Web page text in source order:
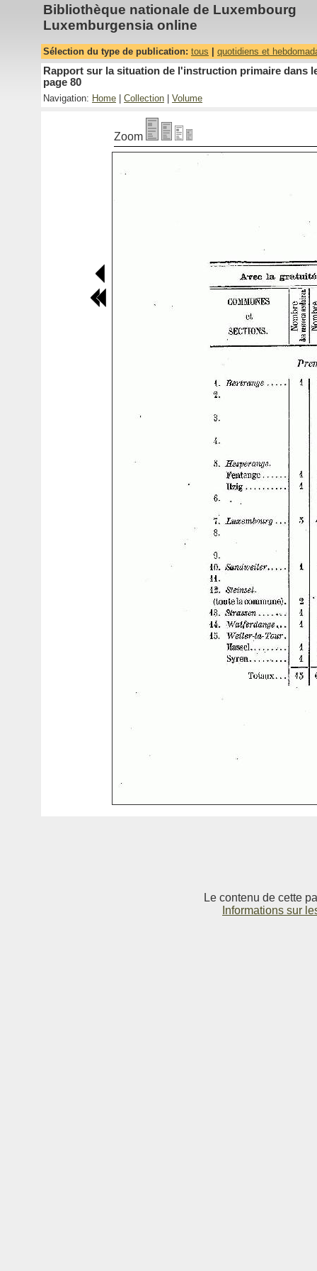
Bibliothèque nationale de Luxembourg
Luxemburgensia online
Sélection du type de publication: tous quotidiens et
Rapport sur la situation de l'instruction primaire dans
page 80
Navigation: Home Collection Volume
Zoom
Le contenu de cette
Informations sur